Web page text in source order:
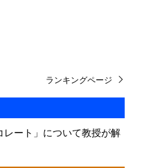
ート」について教授が解
ランキングページ